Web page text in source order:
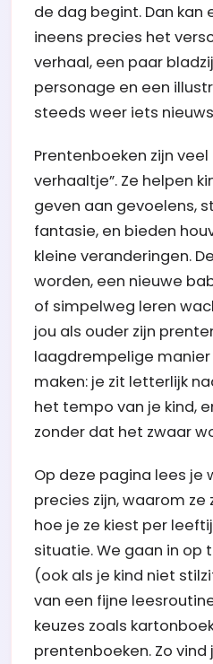
de dag begint. Dan kan
ineens precies het
verhaal, een paar
personage en een
steeds weer iets
Prentenboeken zijn
verhaaltje”. Ze helpen
geven aan gevoelens,
fantasie, en bieden
kleine veranderingen.
worden, een nieuwe
of simpelweg leren
jou als ouder zijn
laagdrempelige
maken: je zit letterlijk
het tempo van je kind,
zonder dat het zwaar
Op deze pagina lees je
precies zijn, waarom ze
hoe je ze kiest per
situatie. We gaan in op
(ook als je kind niet
van een fijne
keuzes zoals
prentenboeken. Zo vind